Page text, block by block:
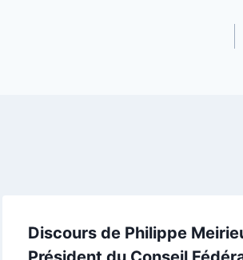
Discours de Philippe